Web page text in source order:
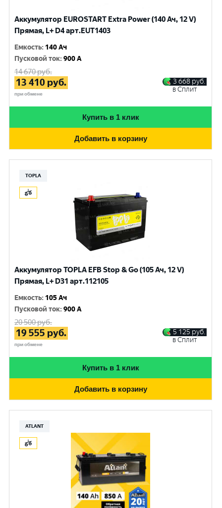
Аккумулятор EUROSTART Extra Power (140 Ач, 12 V)
Прямая, L+ D4 арт.EUT1403
Емкость: 140 Ач
Пусковой ток:900 A
14 670руб.
13 410 руб.
при обмене
3 668 руб.
в Сплит
Купить в 1 клик
Добавить в корзину
TOPLA
Аккумулятор TOPLA EFB Stop & Go (105 Ач, 12 V)
Прямая, L+ D31 арт.112105
Емкость: 105 Ач
Пусковой ток:900 A
20 500руб.
19 555 руб.
при обмене
5 125 руб.
в Сплит
Купить в 1 клик
Добавить в корзину
ATLANT